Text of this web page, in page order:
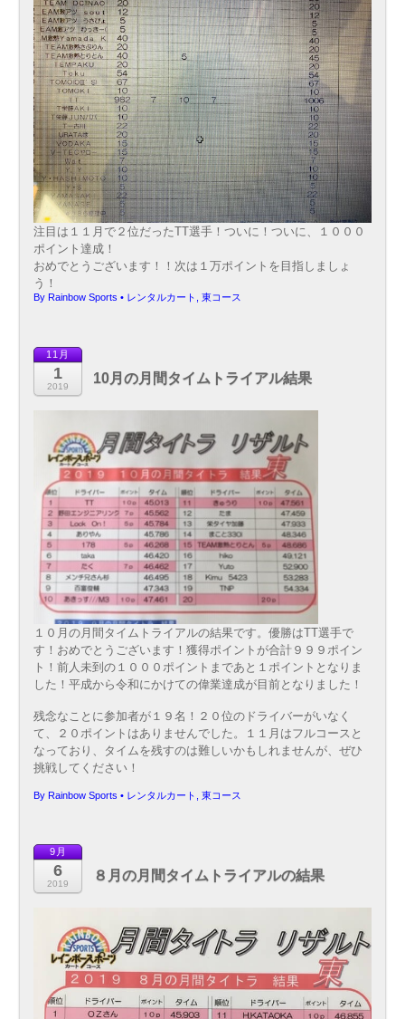
注目は１１月で２位だったTT選手！ついに！ついに、１０００
ポイント達成！
おめでとうございます！！次は１万ポイントを目指しましょ
う！
By Rainbow Sports • レンタルカート ,東コース
11月
1
2019
10月の月間タイムトライアル結果
１０月の月間タイムトライアルの結果です。優勝はTT選手で
す！おめでとうございます！獲得ポイントが合計９９９ポイン
ト！前人未到の１０００ポイントまであと１ポイントとなりま
した！平成から令和にかけての偉業達成が目前となりました！
残念なことに参加者が１９名！２０位のドライバーがいなく
て、２０ポイントはありませんでした。１１月はフルコースと
なっており、タイムを残すのは難しいかもしれませんが、ぜひ
挑戦してください！
By Rainbow Sports • レンタルカート ,東コース
9月
6
2019
８月の月間タイムトライアルの結果